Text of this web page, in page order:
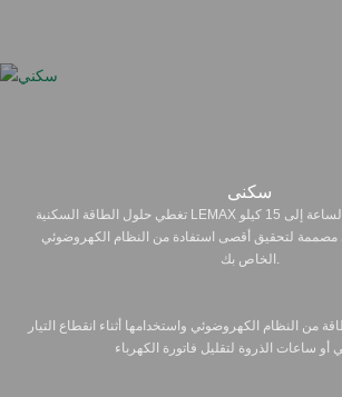
سكني
تغطي حلول الطاقة السكنية LEMAX ما بين 2 كيلو وات في الساعة إلى 15 كيلو
لتحقيق أقصى استفادة من النظام الكهروضوئي
الخاص بك.
من النظام الكهروضوئي واستخدامها أثناء انقطاع التيار
أو ساعات الذروة لتقليل فاتورة الكهرباء